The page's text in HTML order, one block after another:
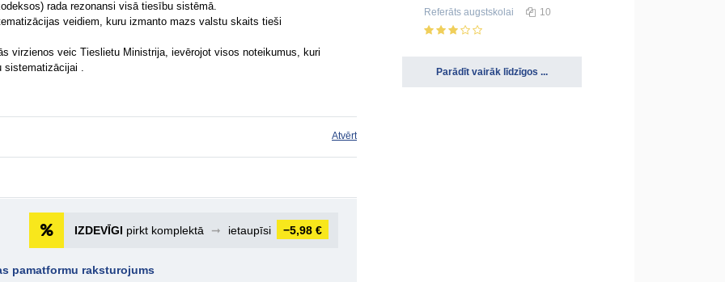
rada rezonansi visā tiesību sistēmā.
veidiem, kuru izmanto mazs valstu skaits tieši
virzienos veic Tieslietu Ministrija, ievērojot visos noteikumus, kuri
sistematizācijai .
Atvērt
IZDEVĪGI pirkt komplektā ➞ ietaupīsi −5,98 €
pamatformu raksturojums
Referāts augstskolai 10
Parādīt vairāk līdzīgos ...